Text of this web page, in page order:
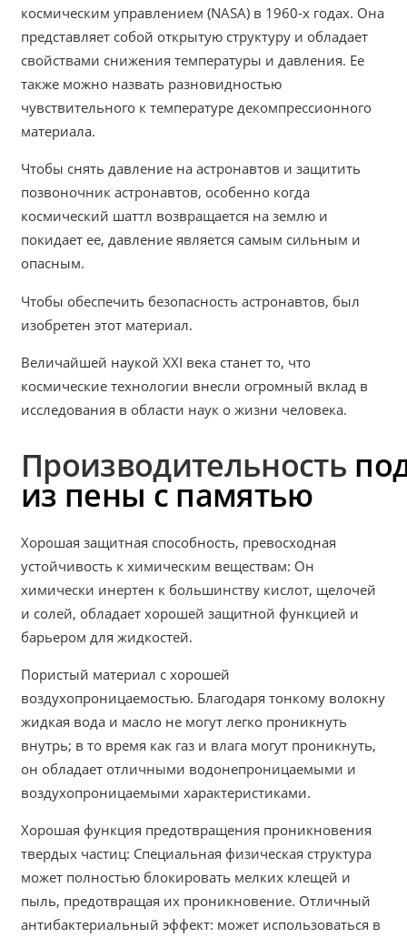
космическим управлением (NASA) в 1960-х годах. Она
представляет собой открытую структуру и обладает
свойствами снижения температуры и давления. Ее
также можно назвать разновидностью
чувствительного к температуре декомпрессионного
материала.
Чтобы снять давление на астронавтов и защитить
позвоночник астронавтов, особенно когда
космический шаттл возвращается на землю и
покидает ее, давление является самым сильным и
опасным.
Чтобы обеспечить безопасность астронавтов, был
изобретен этот материал.
Величайшей наукой XXI века станет то, что
космические технологии внесли огромный вклад в
исследования в области наук о жизни человека.
Производительность
из пены с памятью
Хорошая защитная способность, превосходная
устойчивость к химическим веществам: Он
химически инертен к большинству кислот, щелочей
и солей, обладает хорошей защитной функцией и
барьером для жидкостей.
Пористый материал с хорошей
воздухопроницаемостью. Благодаря тонкому волокну
жидкая вода и масло не могут легко проникнуть
внутрь; в то время как газ и влага могут проникнуть,
он обладает отличными водонепроницаемыми и
воздухопроницаемыми характеристиками.
Хорошая функция предотвращения проникновения
твердых частиц: Специальная физическая структура
может полностью блокировать мелких клещей и
пыль, предотвращая их проникновение. Отличный
антибактериальный эффект: может использоваться в